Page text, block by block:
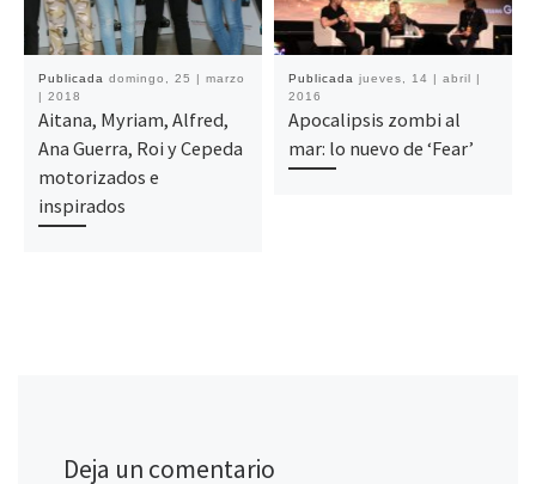
Publicada domingo, 25 | marzo
| 2018
Aitana, Myriam, Alfred,
Ana Guerra, Roi y Cepeda
motorizados e
inspirados
Publicada jueves, 14 | abril |
2016
Apocalipsis zombi al
mar: lo nuevo de ‘Fear’
Deja un comentario